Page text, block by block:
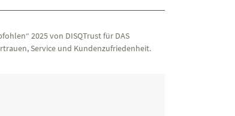
2025 von DISQTrust für DAS
Service und Kundenzufriedenheit.